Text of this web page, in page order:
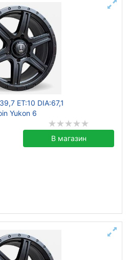
ET:10 DIA:67,1
Yukon 6
В магазин